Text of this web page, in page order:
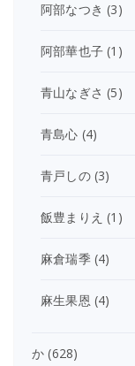
阿部なつき (3)
阿部華也子 (1)
青山なぎさ (5)
青島心 (4)
青戸しの(3)
飯豊まりえ (1)
麻倉瑞季(4)
麻生果恩 (4)
か (628)